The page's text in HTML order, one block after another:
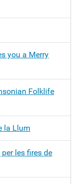
you a Merry
Folklife
la Llum
les fires de